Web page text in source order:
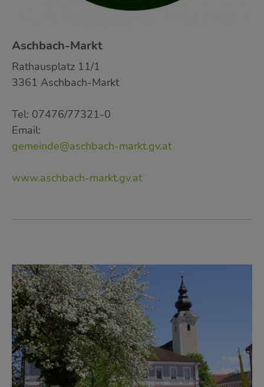
Aschbach-Markt
Rathausplatz 11/1
3361 Aschbach-Markt
Tel: 07476/77321-0
Email:
gemeinde@aschbach-markt.gv.at
www.aschbach-markt.gv.at